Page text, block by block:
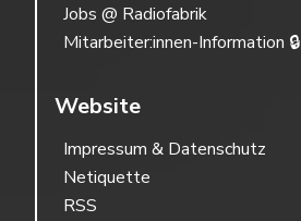
Jobs @ Radiofabrik
Mitarbeiter:innen-Information 🔒
Website
Impressum & Datenschutz
Netiquette
RSS